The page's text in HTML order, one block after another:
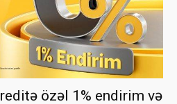
özəl 1% endirim və